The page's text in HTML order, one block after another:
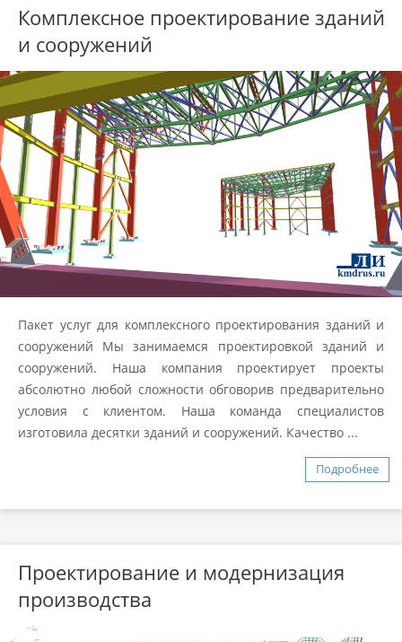
Комплексное проектирование зданий
и сооружений
Пакет услуг для комплексного проектирования зданий и
сооружений Мы занимаемся проектировкой зданий и
сооружений. Наша компания проектирует проекты
абсолютно любой сложности обговорив предварительно
условия с клиентом. Наша команда специалистов
изготовила десятки зданий и сооружений. Качество ...
Подробнее
Проектирование и модернизация
производства